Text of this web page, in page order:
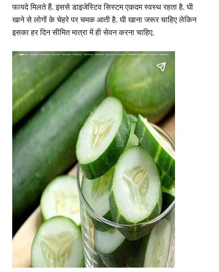
फायदे मिलते हैं. इससे डाइजेस्टिव सिस्टम एकदम स्वस्थ रहता है. घी
खाने से लोगों के चेहरे पर चमक आती है. घी खाना जरूर चाहिए लेकिन
इसका हर दिन सीमित मात्रा में ही सेवन करना चाहिए.